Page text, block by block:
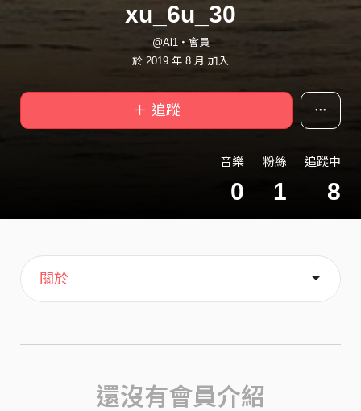
xu_6u_30
@Al1・會員
於 2019 年 8 月 加入
＋ 追蹤
音樂
0
粉絲
1
追蹤中
8
主頁
歌單
喜歡
關於
還沒有會員介紹